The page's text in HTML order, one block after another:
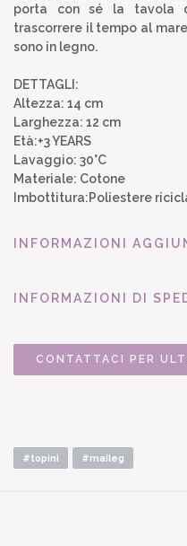
porta con sé la tavola
trascorrere il tempo al
sono in legno.
DETTAGLI:
Altezza: 14 cm
Larghezza: 12 cm
Età:+3 YEARS
Lavaggio: 30°C
Materiale: Cotone
Imbottitura:Poliestere
INFORMAZIONI
INFORMAZIONI DI
CONTATTACI PER
#topini #maileg